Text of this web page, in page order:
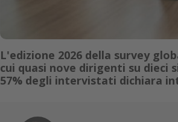
L'edizione 2026 della survey
cui quasi nove dirigenti su
57% degli intervistati dichiara